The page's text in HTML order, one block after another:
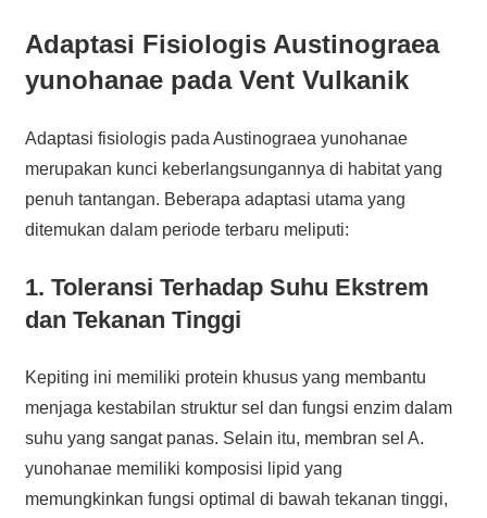
Adaptasi Fisiologis Austinograea
yunohanae pada Vent Vulkanik
Adaptasi fisiologis pada Austinograea yunohanae
merupakan kunci keberlangsungannya di habitat yang
penuh tantangan. Beberapa adaptasi utama yang
ditemukan dalam periode terbaru meliputi:
1. Toleransi Terhadap Suhu Ekstrem
dan Tekanan Tinggi
Kepiting ini memiliki protein khusus yang membantu
menjaga kestabilan struktur sel dan fungsi enzim dalam
suhu yang sangat panas. Selain itu, membran sel A.
yunohanae memiliki komposisi lipid yang
memungkinkan fungsi optimal di bawah tekanan tinggi,